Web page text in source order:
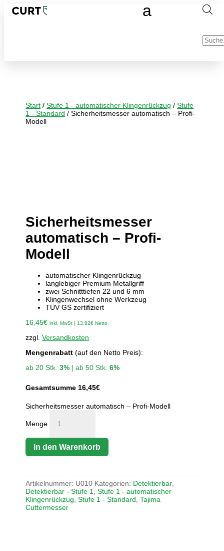
Start /Stufe 1 - automatischer Klingenrückzug /Stufe
1 - Standard / Sicherheitsmesser automatisch – Profi-
Modell
Sicherheitsmesser
automatisch – Profi-
Modell
automatischer Klingenrückzug
langlebiger Premium Metallgriff
zwei Schnitttiefen 22 und 6 mm
Klingenwechsel ohne Werkzeug
TÜV GS zertifiziert
16,45€ inkl. MwSt |13,82€ Netto
zzgl.Versandkosten
Mengenrabatt (auf den Netto Preis):
ab 20 Stk.3% | ab 50 Stk.6%
Gesamtsumme 16,45€
Sicherheitsmesser automatisch – Profi-Modell
Menge
In den Warenkorb
Artikelnummer: U010 Kategorien: Detektierbar
Detektierbar - Stufe 1
,Stufe 1 - automatischer
Klingenrückzug ,Stufe 1 - Standard ,Tajima
Cuttermesser